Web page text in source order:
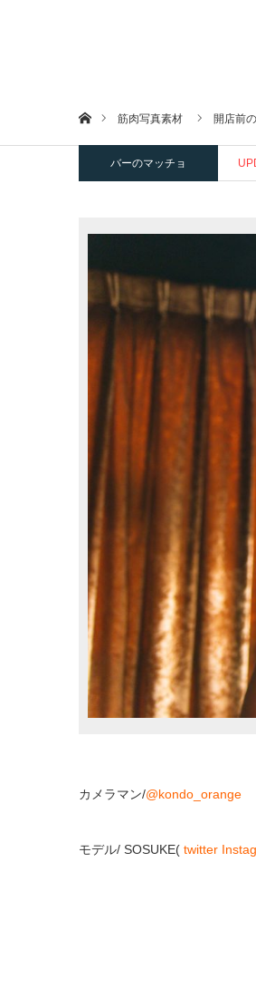
ホーム筋肉写真素材 開店前
バーのマッチョ
カメラマン/@kondo_orange
モデル/ SOSUKE( twitter